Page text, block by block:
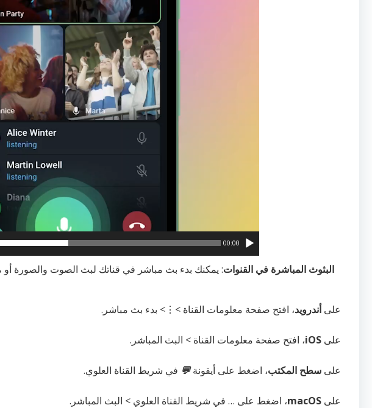
00:00
البثوث المباشرة في القنوات: يمكنك بدء بث مباشر في قناتك لبث الصوت والصورة
علىأندرويد، افتح صفحة معلومات القناة >⋮> بدء بث مباشر.
على iOS، افتح صفحة معلومات القناة > البث المباشر.
على سطح المكتب، اضغط على أيقونة💬 في شريط القناة العلوي.
على macOS، اضغط على … في شريط القناة العلوي > البث المباشر.